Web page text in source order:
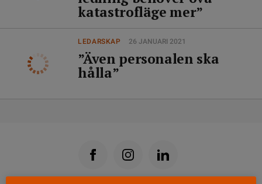
katastrofläge mer”
LEDARSKAP 26 JANUARI 2021
”Även personalen ska
hålla”